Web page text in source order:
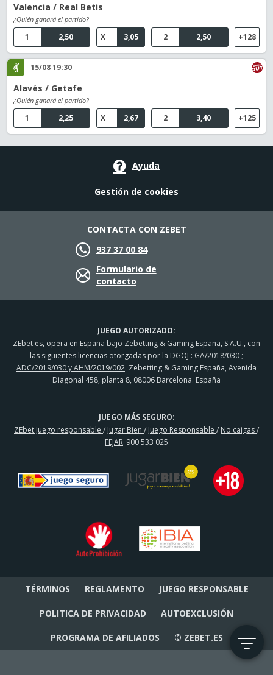
Valencia / Real Betis
¿Quién ganará el partido?
2,50
1 3,05
X 2,50
2 +128
15/08 19:30
Alavés / Getafe
¿Quién ganará el partido?
2,25
1 2,67
X 3,40
2 +125
JUEGO AUTORIZADO:
ZEbet.es, opera en España bajo Zebetting & Gaming España, S.A.U., con
las siguientes licencias otorgadas por la DGOJ : GA/2018/030 ;
ADC/2019/030 y AHM/2019/002. Zebetting & Gaming España, Avenida
Diagonal 458, planta 8, 08006 Barcelona. España
JUEGO MÁS SEGURO:
ZEbet Juego responsable / Jugar Bien / Juego Responsable / No caigas/
FEJAR 900 533 025
Ayuda
Gestión de cookies
CONTACTA CON ZEBET
937 37 00 84
Formulario de
contacto
TÉRMINOS REGLAMENTO JUEGO RESPONSABLE
POLITICA DE PRIVACIDAD AUTOEXCLUSIÓN
PROGRAMA DE AFILIADOS © ZEBET.ES